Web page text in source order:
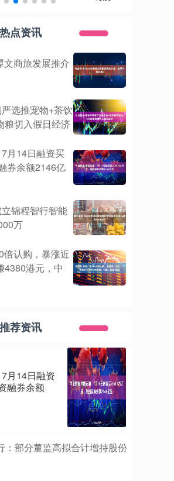
热点资讯
文商旅发展推介
选推宠物+茶饮
粮切入假日经济
月14日融资买
券余额2146亿
锦程智行智能
万
倍认购，暴涨近
4380港元，中
推荐资讯
月14日融资
融券余额
：部分董监高拟合计增持股份